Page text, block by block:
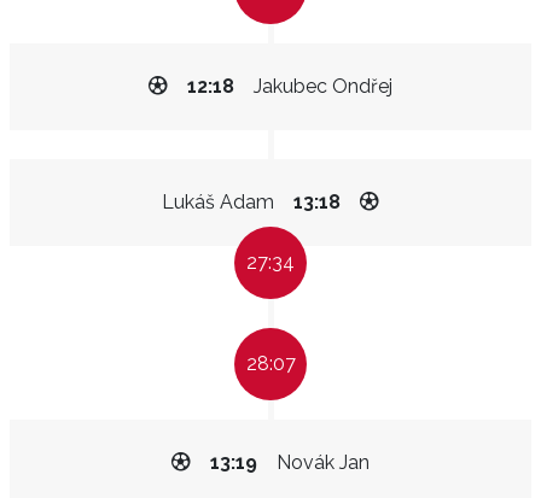
Jakubec Ondřej
12:18
Lukáš Adam 13:18
27:34
28:07
Novák Jan
13:19